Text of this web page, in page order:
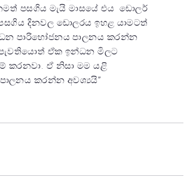
පසගිය මැයි මාසයේ එය ඩොලර්
දිනවල ඩොලරය ඉහළ යාමටත්
පාරිභෝජනය පාලනය කරන්න
ඒක ඉන්ධන මිලට
කරනවා. ඒ නිසා මම යළි
කරන්න අවශ්‍යයි”